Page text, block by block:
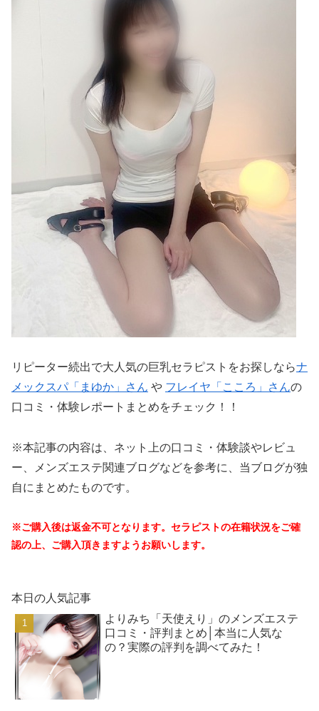
リピーター続出で大人気の巨乳セラピストをお探しならナ
メックスパ「まゆか」さん や フレイヤ「こころ」さんの
口コミ・体験レポートまとめをチェック！！
※本記事の内容は、ネット上の口コミ・体験談やレビュ
ー、メンズエステ関連ブログなどを参考に、当ブログが独
自にまとめたものです。
※ご購入後は返金不可となります。セラピストの在籍状況をご確
認の上、ご購入頂きますようお願いします。
本日の人気記事
よりみち「天使えり」のメンズエステ
口コミ・評判まとめ│本当に人気な
の？実際の評判を調べてみた！